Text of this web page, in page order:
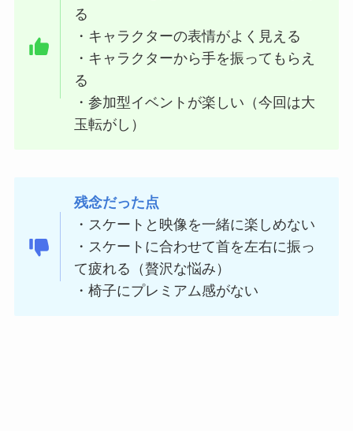
る
・キャラクターの表情がよく見える
・キャラクターから手を振ってもらえ
る
・参加型イベントが楽しい（今回は大
玉転がし）
残念だった点
・スケートと映像を一緒に楽しめない
・スケートに合わせて首を左右に振っ
て疲れる（贅沢な悩み）
・椅子にプレミアム感がない